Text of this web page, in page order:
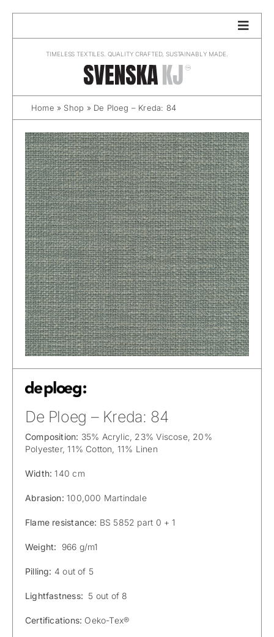
TIMELESS TEXTILES. QUALITY CRAFTED, SUSTAINABLY MADE.
Home » Shop » De Ploeg – Kreda: 84
De Ploeg – Kreda: 84
Composition: 35% Acrylic, 23% Viscose, 20%
Polyester, 11% Cotton, 11% Linen
Width: 140 cm
Abrasion:100,000 Martindale
Flame resistance: BS 5852 part 0 + 1
Weight: 966 g/m1
Pilling: 4 out of 5
Lightfastness: 5 out of 8
Certifications: Oeko-Tex®